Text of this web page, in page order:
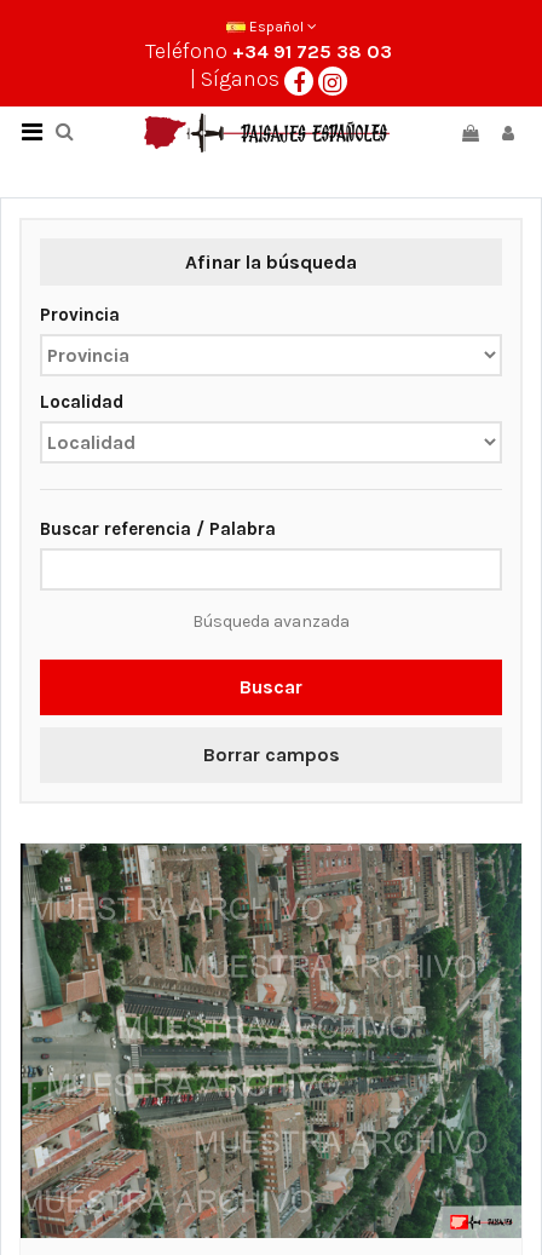
Español
Teléfono +34 91 725 38 03
| Síganos
Afinar la búsqueda
Provincia
Localidad
Buscar referencia / Palabra
Búsqueda avanzada
Buscar
Borrar campos